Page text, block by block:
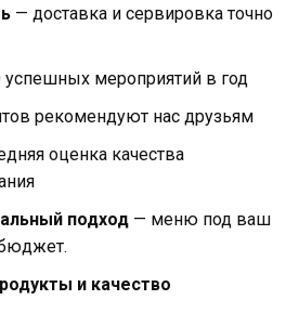
— доставка и сервировка точно
успешных мероприятий в год
рекомендуют нас друзьям
оценка качества
подход — меню под ваш
и качество